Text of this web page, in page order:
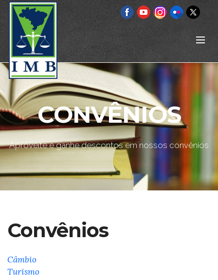
CONVÊNIOS
Aproveite e ganhe descontos em nossos convênios
Convênios
Câmbio
Turismo